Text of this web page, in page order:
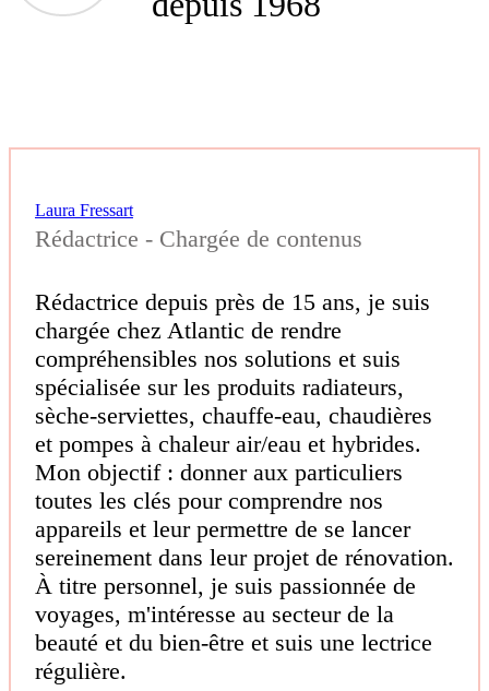
Laura Fressart
Rédactrice - Chargée de contenus
Rédactrice depuis près de 15 ans, je suis
chargée chez Atlantic de rendre
compréhensibles nos solutions et suis
spécialisée sur les produits radiateurs,
sèche-serviettes, chauffe-eau, chaudières
et pompes à chaleur air/eau et hybrides.
Mon objectif : donner aux particuliers
toutes les clés pour comprendre nos
appareils et leur permettre de se lancer
sereinement dans leur projet de rénovation.
À titre personnel, je suis passionnée de
voyages, m'intéresse au secteur de la
beauté et du bien-être et suis une lectrice
régulière.